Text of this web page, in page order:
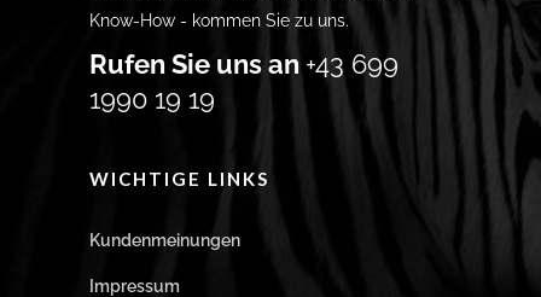
Know-How - kommen Sie zu uns.
Rufen Sie uns an +43 699
1990 19 19
WICHTIGE LINKS
Kundenmeinungen
Impressum